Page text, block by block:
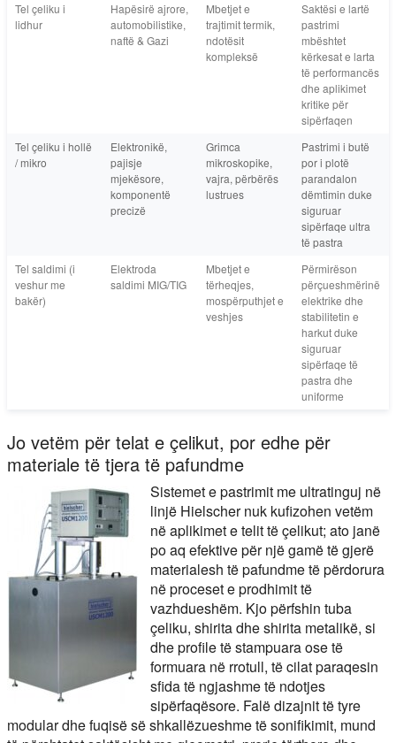
Tel çeliku i
lidhur
Hapësirë ajrore,
automobilistike,
naftë & Gazi
Mbetjet e
trajtimit termik,
ndotësit
kompleksë
Saktësi e lartë
pastrimi
mbështet
kërkesat e larta
të performancës
dhe aplikimet
kritike për
sipërfaqen
Tel çeliku i hollë
/ mikro
Elektronikë,
pajisje
mjekësore,
komponentë
precizë
Grimca
mikroskopike,
vajra, përbërës
lustrues
Pastrimi i butë
por i plotë
parandalon
dëmtimin duke
siguruar
sipërfaqe ultra
të pastra
Tel saldimi (i
veshur me
bakër)
Elektroda
saldimi MIG/TIG
Mbetjet e
tërheqjes,
mospërputhjet e
veshjes
Përmirëson
përçueshmërinë
elektrike dhe
stabilitetin e
harkut duke
siguruar
sipërfaqe të
pastra dhe
uniforme
Jo vetëm për telat e çelikut, por edhe për
materiale të tjera të pafundme
Sistemet e pastrimit me ultratinguj në
linjë Hielscher nuk kufizohen vetëm
në aplikimet e telit të çelikut; ato janë
po aq efektive për një gamë të gjerë
materialesh të pafundme të përdorura
në proceset e prodhimit të
vazhdueshëm. Kjo përfshin tuba
çeliku, shirita dhe shirita metalikë, si
dhe profile të stampuara ose të
formuara në rrotull, të cilat paraqesin
sfida të ngjashme të ndotjes
sipërfaqësore. Falë dizajnit të tyre
modular dhe fuqisë së shkallëzueshme të sonifikimit, mund